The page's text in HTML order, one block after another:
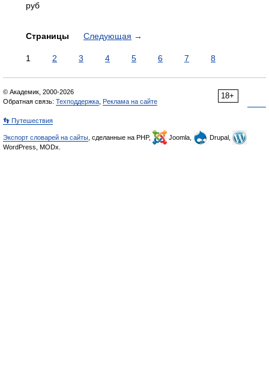
руб
Страницы Следующая →
1 2 3 4 5 6 7 8
18+
© Академик, 2000-2026
Обратная связь: Техподдержка Реклама на сайте
👣 Путешествия
Экспорт словарей на сайты , сделанные на PHP, Joomla,
Drupal,
WordPress, MODx.